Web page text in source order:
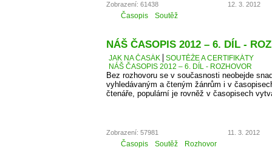
Zobrazení: 61438 12. 3. 2012
Časopis Soutěž
NÁŠ ČASOPIS 2012 – 6. DÍL -
JAK NA ČASÁK
SOUTĚŽE A CERTIFIKÁTY
NÁŠ ČASOPIS 2012 – 6. DÍL - ROZHOVOR
Bez rozhovoru se v současnosti neobejde
vyhledávaným a čteným žánrům i v
čtenáře, populární je rovněž v časopisech
Zobrazení: 57981 11. 3. 2012
Časopis Soutěž Rozhovor